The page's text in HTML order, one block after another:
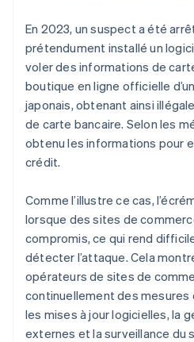
En 2023, un suspect a été
prétendument installé un
voler des informations de
boutique en ligne officielle
japonais, obtenant ainsi
de carte bancaire. Selon les
obtenu les informations pour
crédit.
Comme l’illustre ce cas,
lorsque des sites de
compromis, ce qui rend
détecter l’attaque. Cela
opérateurs de sites de
continuellement des mesures
les mises à jour logicielles, la
externes et la surveillance du